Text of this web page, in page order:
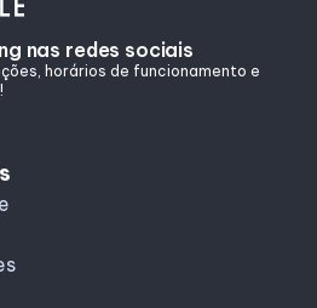
nas redes sociais
horários de funcionamento e